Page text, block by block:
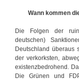
Wann kommen
Die Folgen der
deutschen)
Deutschland überaus
der verkorksten,
existenzbedrohend.
Die Grünen und